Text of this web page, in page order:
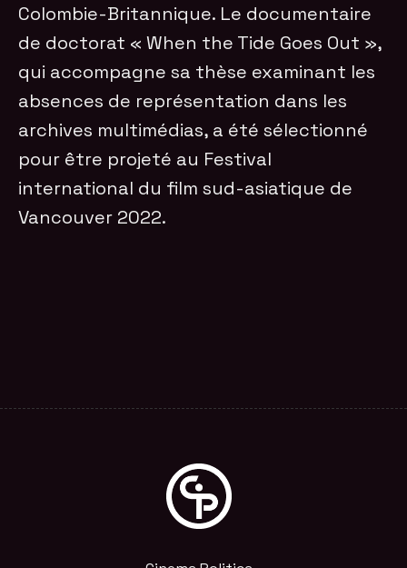
Colombie-Britannique. Le documentaire
de doctorat « When the Tide Goes Out »,
qui accompagne sa thèse examinant les
absences de représentation dans les
archives multimédias, a été sélectionné
pour être projeté au Festival
international du film sud-asiatique de
Vancouver 2022.